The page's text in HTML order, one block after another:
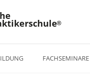
FACHSEMINARE